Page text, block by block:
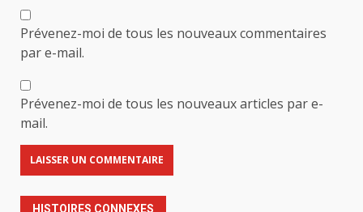
Prévenez-moi de tous les nouveaux commentaires
par e-mail.
Prévenez-moi de tous les nouveaux articles par e-
mail.
HISTOIRES CONNEXES